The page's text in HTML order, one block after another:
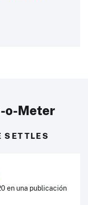
o-Meter
SETTLES
en una publicación